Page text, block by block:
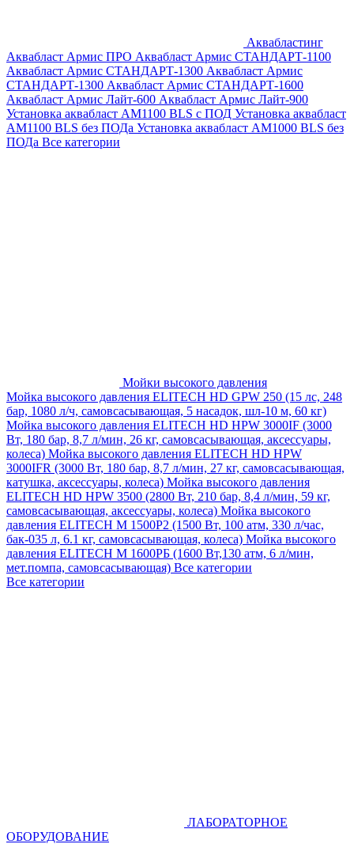
Аквабластинг
Аквабласт Армис ПРО Аквабласт Армис СТАНДАРТ-1100
Аквабласт Армис СТАНДАРТ-1300 Аквабласт Армис
СТАНДАРТ-1300 Аквабласт Армис СТАНДАРТ-1600
Аквабласт Армис Лайт-600 Аквабласт Армис Лайт-900
Установка аквабласт AM1100 BLS с ПОД Установка аквабласт
AM1100 BLS без ПОДа Установка аквабласт AM1000 BLS без
ПОДа Все категории
Мойки высокого давления
Мойка высокого давления ELITECH HD GPW 250 (15 лс, 248
бар, 1080 л/ч, самовсасывающая, 5 насадок, шл-10 м, 60 кг)
Мойка высокого давления ELITECH HD HPW 3000IF (3000
Вт, 180 бар, 8,7 л/мин, 26 кг, самовсасывающая, аксессуары,
колеса) Мойка высокого давления ELITECH HD HPW
3000IFR (3000 Вт, 180 бар, 8,7 л/мин, 27 кг, самовсасывающая,
катушка, аксессуары, колеса) Мойка высокого давления
ELITECH HD HPW 3500 (2800 Вт, 210 бар, 8,4 л/мин, 59 кг,
самовсасывающая, аксессуары, колеса) Мойка высокого
давления ELITECH M 1500P2 (1500 Вт, 100 атм, 330 л/час,
бак-035 л, 6.1 кг, самовсасывающая, колеса) Мойка высокого
давления ELITECH М 1600РБ (1600 Вт,130 атм, 6 л/мин,
мет.помпа, самовсасывающая) Все категории
Все категории
ЛАБОРАТОРНОЕ
ОБОРУДОВАНИЕ